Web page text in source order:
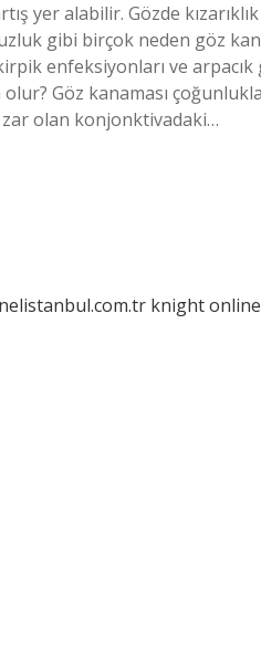
yer alabilir. Gözde
gibi birçok neden göz
enfeksiyonları ve arpacık
Göz kanaması
zar olan konjonktivadaki…
knight online